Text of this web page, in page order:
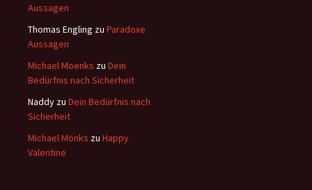
Aussagen
Thomas Engling zu Paradoxe
Aussagen
Michael Moenks zu Dein
Bedürfnis nach Sicherheit
Naddy zu Dein Bedürfnis nach
Sicherheit
Michael Mönks zu Happy
Valentine